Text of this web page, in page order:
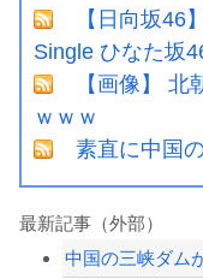
【日向坂
Single ひなた坂
【画像】
ｗｗｗ
素直に中国
最新記事（外部）